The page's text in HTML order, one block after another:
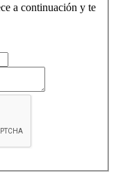
a continuación y te